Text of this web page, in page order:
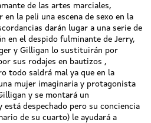
de las artes marciales,
la peli una escena de sexo en la
darán lugar a una serie de
en el despido fulminante de Jerry,
y Gilligan lo sustituirán por
sus rodajes en bautizos ,
todo saldrá mal ya que en la
mujer imaginaria y protagonista
y se montará un
despechado pero su conciencia
de su cuarto) le ayudará a